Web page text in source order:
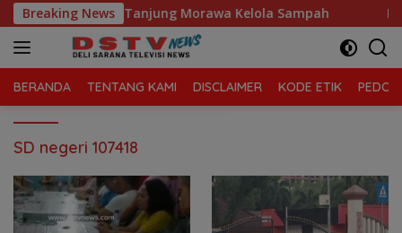
Langsung
ke
konten
Breaking News
Kecamatan Tanjung Morawa Kelola Sampah
BERANDA TENTANG KAMI DISCLAIMER KODE ETIK
SD negeri 107418